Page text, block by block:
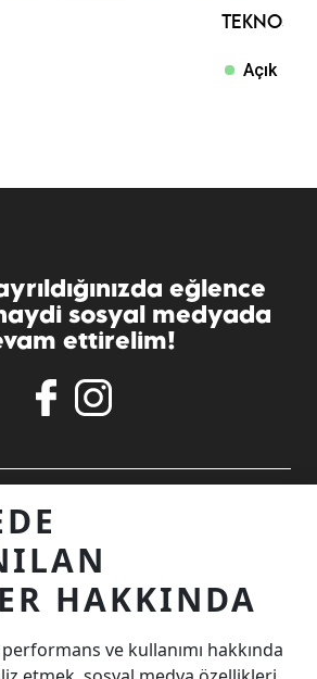
TEKNOSA
Açık
eğlence
sosyal medyada
ettirelim!
Ziyaretçi Aydınlatma Metni
HAKKINDA
ve kullanımı hakkında